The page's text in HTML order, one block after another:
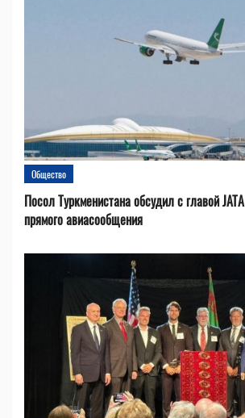
Общество
Посол Туркменистана обсудил с главой
прямого авиасообщения